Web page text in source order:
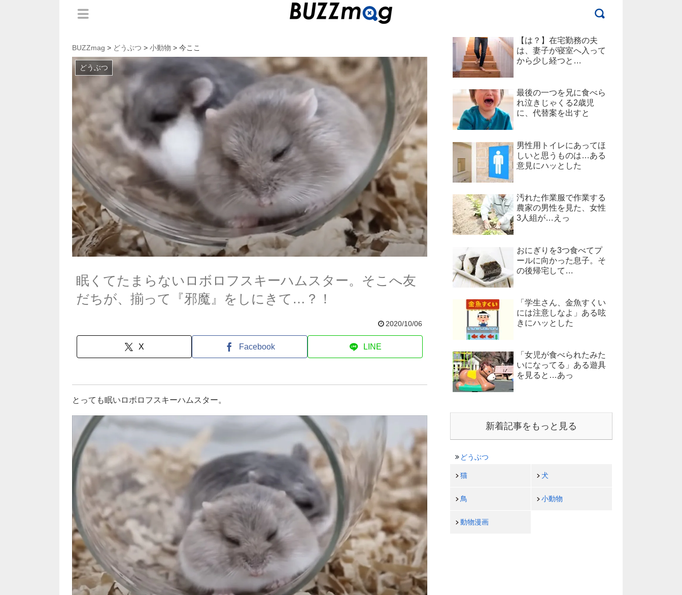
BUZZmag > どうぶつ > 小動物 > 今ここ
どうぶつ
眠くてたまらないロボロフスキーハムスター。そこへ友
だちが、揃って『邪魔』をしにきて…？！
2020/10/06
X Facebook LINE
とっても眠いロボロフスキーハムスター。
【は？】在宅勤務の夫
は、妻子が寝室へ入って
から少し経つと…
最後の一つを兄に食べら
れ泣きじゃくる2歳児
に、代替案を出すと
男性用トイレにあってほ
しいと思うものは…ある
意見にハッとした
汚れた作業服で作業する
農家の男性を見た、女性
3人組が…えっ
おにぎりを3つ食べてプ
ールに向かった息子。そ
の後帰宅して…
「学生さん、金魚すくい
には注意しなよ」ある呟
きにハッとした
「女児が食べられたみた
いになってる」ある遊具
を見ると…あっ
新着記事をもっと見る
どうぶつ
猫 犬
鳥 小動物
動物漫画